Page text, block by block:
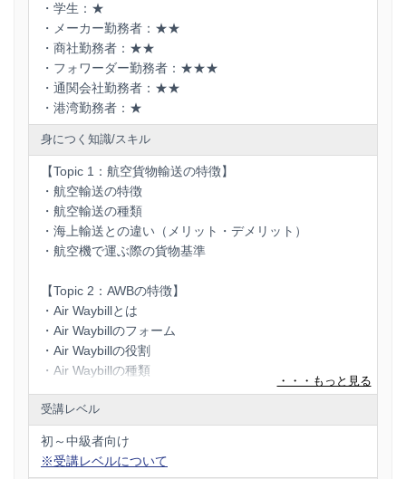
・学生：★
・メーカー勤務者：★★
・商社勤務者：★★
・フォワーダー勤務者：★★★
・通関会社勤務者：★★
・港湾勤務者：★
身につく知識/スキル
【Topic 1：航空貨物輸送の特徴】
・航空輸送の特徴
・航空輸送の種類
・海上輸送との違い（メリット・デメリット）
・航空機で運ぶ際の貨物基準
【Topic 2：AWBの特徴】
・Air Waybillとは
・Air Waybillのフォーム
・Air Waybillの役割
・Air Waybillの種類
・Air Waybillの発行の流れ
・Air Waybillの記載内容
【Topic 3：AIR FREIGHT算出方法】
・IATAについて
受講レベル
初～中級者向け
※受講レベルについて